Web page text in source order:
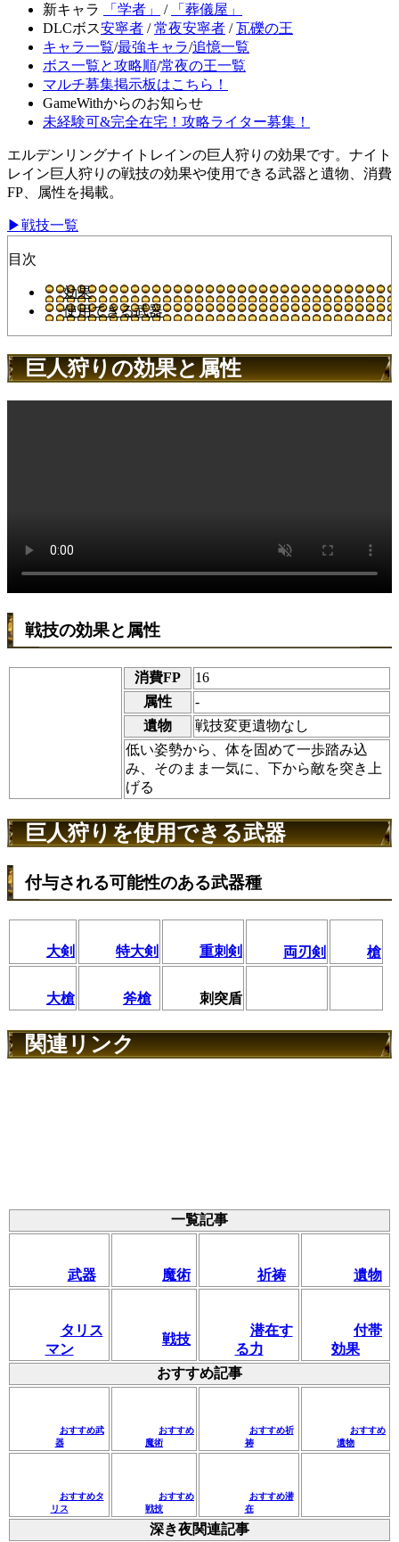
新キャラ
「学者」 /
「葬儀屋」
DLCボス安寧者 /常夜安寧者 /瓦礫の王
キャラ一覧/最強キャラ/追憶一覧
ボス一覧と攻略順/常夜の王一覧
マルチ募集掲示板はこちら！
GameWithからのお知らせ
未経験可&完全在宅！攻略ライター募集！
エルデンリングナイトレインの巨人狩りの効果です。ナイト
レイン巨人狩りの戦技の効果や使用できる武器と遺物、消費
FP、属性を掲載。
▶戦技一覧
目次
効果
使用できる武器
巨人狩りの効果と属性
戦技の効果と属性
消費FP
16
属性
-
遺物
戦技変更遺物なし
低い姿勢から、体を固めて一歩踏み込
み、そのまま一気に、下から敵を突き上
げる
巨人狩りを使用できる武器
付与される可能性のある武器種
大剣 特大剣 重刺剣 両刃剣 槍
大槍 斧槍 刺突盾
関連リンク
一覧記事
武器 魔術 祈祷 遺物
タリス
マン
戦技
潜在す
る力
付帯
効果
おすすめ記事
おすすめ武
器
おすすめ
魔術
おすすめ祈
祷
おすすめ
遺物
おすすめタ
リス
おすすめ
戦技
おすすめ潜
在
深き夜関連記事